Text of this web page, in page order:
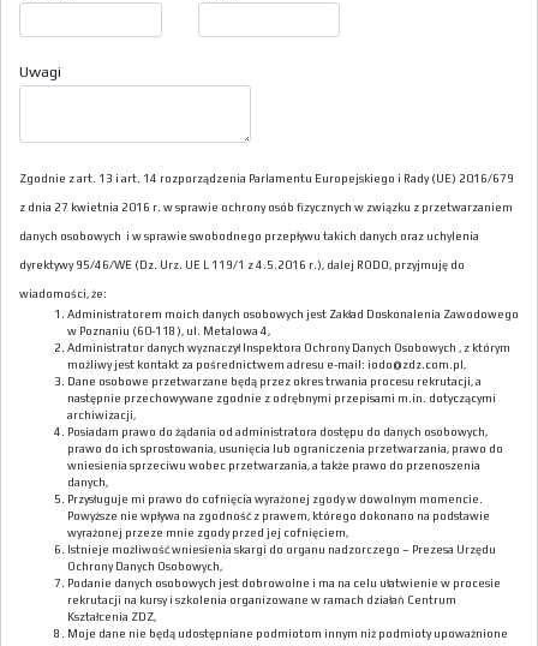
Uwagi
Zgodnie z art. 13 i art. 14 rozporządzenia Parlamentu Europejskiego i Rady (UE) 2016/679
z dnia 27 kwietnia 2016 r. w sprawie ochrony osób fizycznych w związku z przetwarzaniem
danych osobowych i w sprawie swobodnego przepływu takich danych oraz uchylenia
dyrektywy 95/46/WE (Dz. Urz. UE L 119/1 z 4.5.2016 r.), dalej RODO, przyjmuję do
wiadomości, że:
Administratorem moich danych osobowych jest Zakład Doskonalenia Zawodowego
w Poznaniu (60-118), ul. Metalowa 4,
Administrator danych wyznaczył Inspektora Ochrony Danych Osobowych , z którym
możliwy jest kontakt za pośrednictwem adresu e-mail: iodo@zdz.com.pl,
Dane osobowe przetwarzane będą przez okres trwania procesu rekrutacji, a
następnie przechowywane zgodnie z odrębnymi przepisami m.in. dotyczącymi
archiwizacji,
Posiadam prawo do żądania od administratora dostępu do danych osobowych,
prawo do ich sprostowania, usunięcia lub ograniczenia przetwarzania, prawo do
wniesienia sprzeciwu wobec przetwarzania, a także prawo do przenoszenia
danych,
Przysługuje mi prawo do cofnięcia wyrażonej zgody w dowolnym momencie.
Powyższe nie wpływa na zgodność z prawem, którego dokonano na podstawie
wyrażonej przeze mnie zgody przed jej cofnięciem,
Istnieje możliwość wniesienia skargi do organu nadzorczego – Prezesa Urzędu
Ochrony Danych Osobowych,
Podanie danych osobowych jest dobrowolne i ma na celu ułatwienie w procesie
rekrutacji na kursy i szkolenia organizowane w ramach działań Centrum
Kształcenia ZDZ,
Moje dane nie będą udostępniane podmiotom innym niż podmioty upoważnione